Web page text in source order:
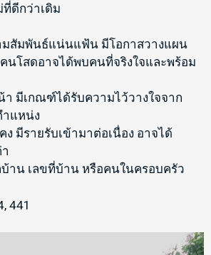
ที่ดีกว่าเดิม
สัมพันธ์แน่นแฟ้น มีโอกาสวางแผน
นโสดอาจได้พบคนที่จริงใจและพร้อม
า มีเกณฑ์ได้รับความไว้วางใจจาก
ำแหน่ง
ง มีรายรับเข้ามาต่อเนื่อง อาจได้
าน เลขที่บ้าน หรือคนในครอบครัว
441